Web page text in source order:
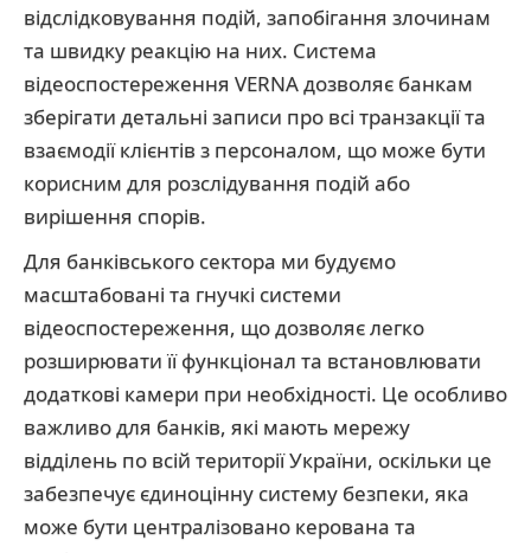
відслідковування подій, запобігання злочинам
та швидку реакцію на них. Система
відеоспостереження VERNA дозволяє банкам
зберігати детальні записи про всі транзакції та
взаємодії клієнтів з персоналом, що може бути
корисним для розслідування подій або
вирішення спорів.
Для банківського сектора ми будуємо
масштабовані та гнучкі системи
відеоспостереження, що дозволяє легко
розширювати її функціонал та встановлювати
додаткові камери при необхідності. Це особливо
важливо для банків, які мають мережу
відділень по всій території України, оскільки це
забезпечує єдиноцінну систему безпеки, яка
може бути централізовано керована та